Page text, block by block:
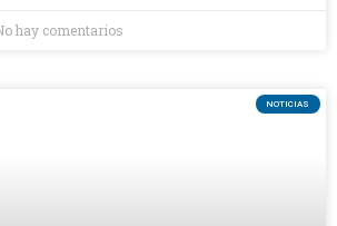
hay comentarios
NOTICIAS